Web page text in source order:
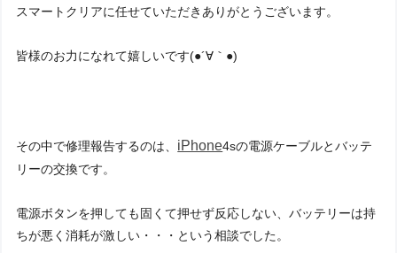
スマートクリアに任せていただきありがとうございます。
皆様のお力になれて嬉しいです(●´∀｀●)
その中で修理報告するのは、 iPhone4sの電源ケーブルとバッテ
リーの交換です。
電源ボタンを押しても固くて押せず反応しない、バッテリーは持
ちが悪く消耗が激しい・・・という相談でした。